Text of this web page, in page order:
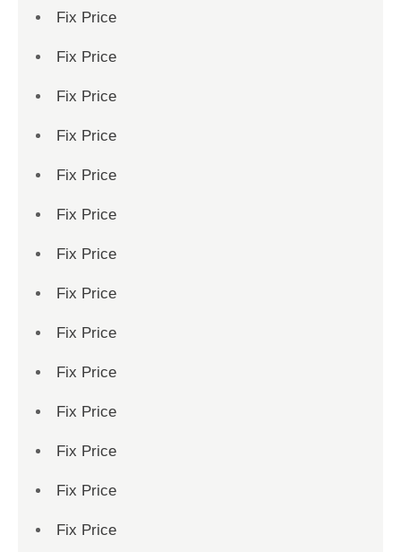
Fix Price
Fix Price
Fix Price
Fix Price
Fix Price
Fix Price
Fix Price
Fix Price
Fix Price
Fix Price
Fix Price
Fix Price
Fix Price
Fix Price